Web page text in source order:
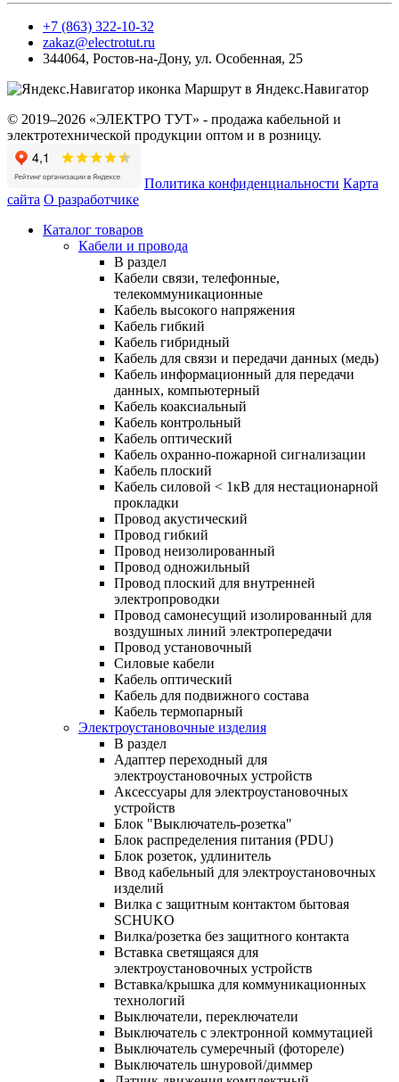
+7 (863) 322-10-32
zakaz@electrotut.ru
344064, Ростов-на-Дону, ул. Особенная, 25
Маршрут в Яндекс.Навигатор
© 2019–2026 «ЭЛЕКТРО ТУТ» - продажа кабельной и
электротехнической продукции оптом и в розницу.
Политика конфиденциальности Карта
сайта О разработчике
Каталог товаров
Кабели и провода
В раздел
Кабели связи, телефонные,
телекоммуникационные
Кабель высокого напряжения
Кабель гибкий
Кабель гибридный
Кабель для связи и передачи данных (медь)
Кабель информационный для передачи
данных, компьютерный
Кабель коаксиальный
Кабель контрольный
Кабель оптический
Кабель охранно-пожарной сигнализации
Кабель плоский
Кабель силовой < 1кВ для нестационарной
прокладки
Провод акустический
Провод гибкий
Провод неизолированный
Провод одножильный
Провод плоский для внутренней
электропроводки
Провод самонесущий изолированный для
воздушных линий электропередачи
Провод установочный
Силовые кабели
Кабель оптический
Кабель для подвижного состава
Кабель термопарный
Электроустановочные изделия
В раздел
Адаптер переходный для
электроустановочных устройств
Аксессуары для электроустановочных
устройств
Блок "Выключатель-розетка"
Блок распределения питания (PDU)
Блок розеток, удлинитель
Ввод кабельный для электроустановочных
изделий
Вилка с защитным контактом бытовая
SCHUKO
Вилка/розетка без защитного контакта
Вставка светящаяся для
электроустановочных устройств
Вставка/крышка для коммуникационных
технологий
Выключатели, переключатели
Выключатель с электронной коммутацией
Выключатель сумеречный (фотореле)
Выключатель шнуровой/диммер